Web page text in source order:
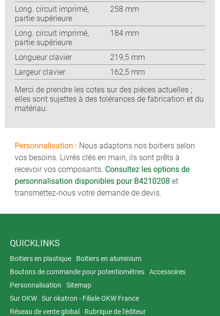
Long. circuit imprimé,
partie supérieure
258 mm
Long. circuit imprimé,
partie supérieure
184 mm
Longueur clavier
219,5 mm
Largeur clavier
162,5 mm
Merci de prendre les cotes sur des pièces actuelles ;
elles sont sujettes à des tolérances de fabrication et du
matériau.
Personnalisation : Nous adaptons nos boitiers selon
vos besoins. Livrés clés en main, ils sont prêts à
recevoir vos composants. Consultez les options de
personnalisation disponibles pour B4210208 et
transmettez-nous votre demande de devis.
QUICKLINKS
Boitiers en plastique
Boitiers en aluminium
Boutons de commande pour potentiomètres
Accessoires
Personnalisation
Sitemap
Sur OKW
Sur okatron - Filiale OKW France
Réseau de vente global
Rubrique de l'éditeur